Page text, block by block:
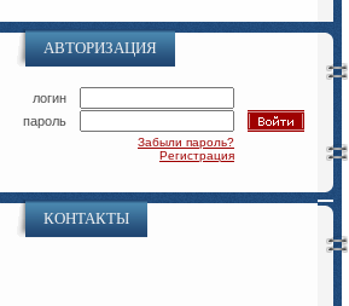
АВТОРИЗАЦИЯ
логин
пароль
Забыли пароль?
Регистрация
КОНТАКТЫ